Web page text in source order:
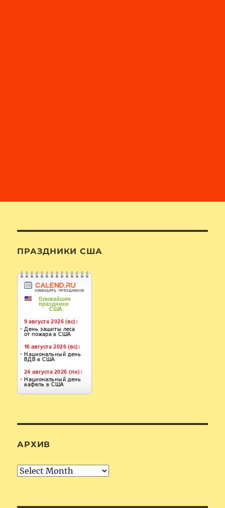
ПРАЗДНИКИ США
АРХИВ
Архив